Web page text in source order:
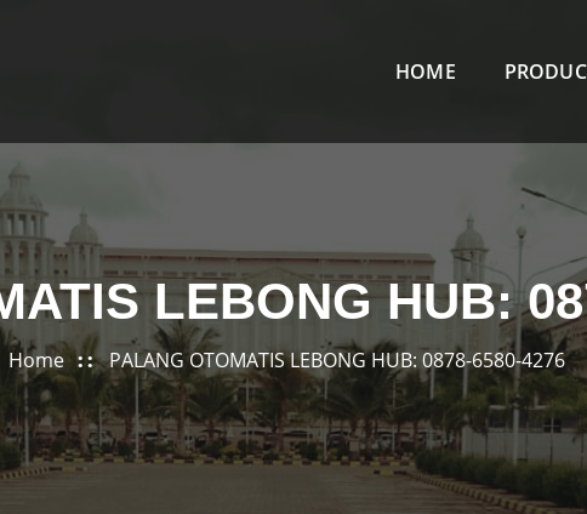
HOME
LEBONG HUB:
Home PALANG OTOMATIS LEBONG HUB: 0878-6580-4276